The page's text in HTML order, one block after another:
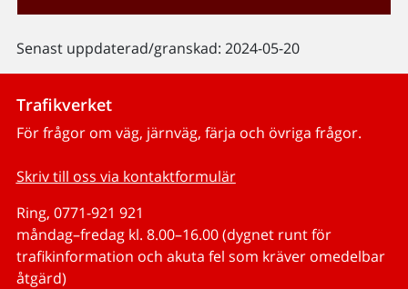
Senast uppdaterad/granskad: 2024-05-20
Trafikverket
För frågor om väg, järnväg, färja och övriga frågor.
Skriv till oss via kontaktformulär
Ring, 0771-921 921
måndag–fredag kl. 8.00–16.00 (dygnet runt för
trafikinformation och akuta fel som kräver omedelbar
åtgärd)